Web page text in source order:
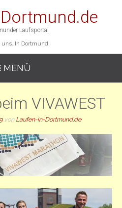
Laufsportal
In Dortmund.
MENÜ
VIVAWEST
von Laufen-in-Dortmund.de